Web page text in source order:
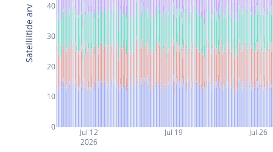
Jul 12
2026
Jul 19 Jul 26
0
10
20
30
40
Satelliitide arv